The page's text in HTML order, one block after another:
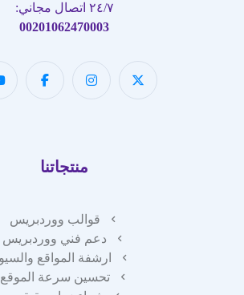
٢٤/٧ اتصال مجاني:
00201062470003
منتجاتنا
قوالب ووردبريس
دعم فني ووردبريس
ارشفة المواقع والسيو
تحسين سرعة الموقع